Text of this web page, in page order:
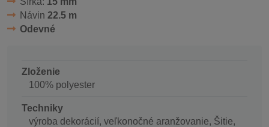
Návin 22.5 m
Odevné
Zloženie
100% polyester
Techniky
výroba dekorácií, veľkonočné aranžovanie, Šitie,